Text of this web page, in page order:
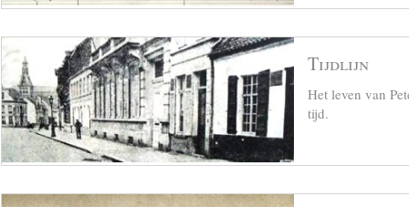
Tijdlijn
Het leven van
tijd.